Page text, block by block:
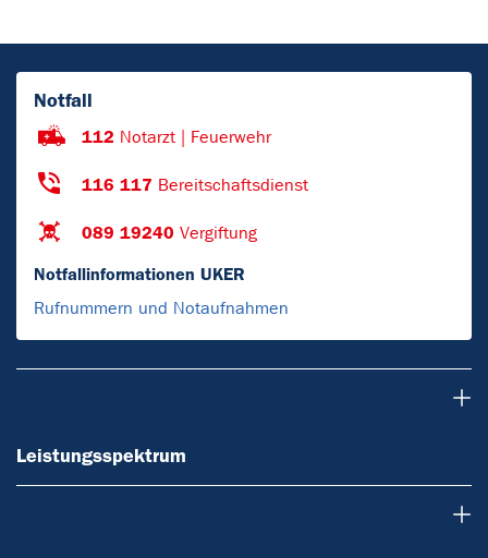
Notfall
112 Notarzt | Feuerwehr
116 117 Bereitschaftsdienst
089 19240 Vergiftung
Notfallinformationen UKER
Rufnummern und Notaufnahmen
Leistungsspektrum